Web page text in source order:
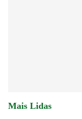
Mais Lidas